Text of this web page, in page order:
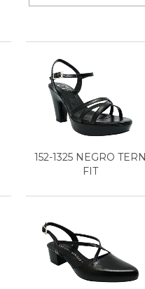
152-1325 NEGRO TERN
FIT